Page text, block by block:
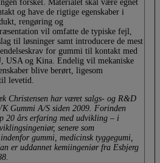
forskel. Materialet skal være egnet
og have de rigtige egenskaber i
rengøring og
vil omfatte de typiske fejl,
til løsninger samt introducere de mest
for gummi til kontakt med
USA og Kina. Endelig vil mekaniske
blive berørt, ligesom
levetid.
Christensen har været salgs- og R&D
Gummi A/S siden 2009. Forinden
20 års erfaring med udvikling – i
senere som
gummi, medicinsk tyggegumi,
er uddannet kemiingeniør fra Esbjerg